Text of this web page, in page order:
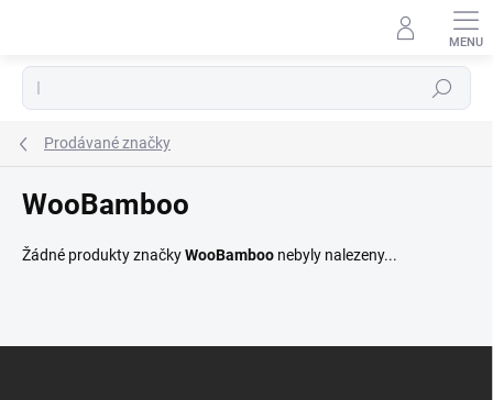
Hledat
Prodávané značky
WooBamboo
Žádné produkty značkyWooBamboo nebyly nalezeny...